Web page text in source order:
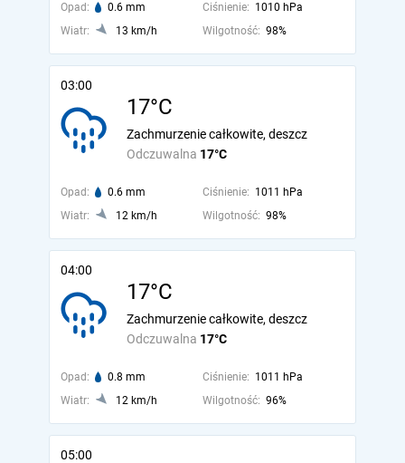
Opad: 0.6 mm Ciśnienie: 1010 hPa
Wiatr:
13 km/h Wilgotność: 98%
03:00
17°C
Odczuwalna 17°C
Zachmurzenie całkowite, deszcz
Opad: 0.6 mm Ciśnienie: 1011 hPa
Wiatr:
12 km/h Wilgotność: 98%
04:00
17°C
Odczuwalna 17°C
Zachmurzenie całkowite, deszcz
Opad: 0.8 mm Ciśnienie: 1011 hPa
Wiatr:
12 km/h Wilgotność: 96%
05:00